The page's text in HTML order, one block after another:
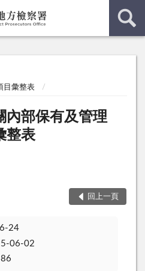
目彙整表
內部保有及管理
整表
回上一頁
24
06-02